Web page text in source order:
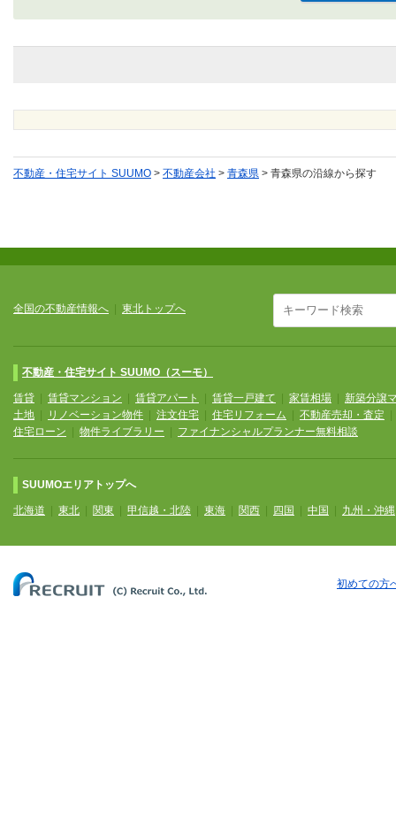
不動産・住宅サイト SUUMO > 不動産会社 > 青森県 > 青森県の沿線から探す
全国の不動産情報へ 東北トップへ
不動産・住宅サイト SUUMO（スーモ）
賃貸 賃貸マンション 賃貸アパート 賃貸一戸建て 家賃相場
新築分譲
土地
リノベーション物件 注文住宅 住宅リフォーム 不動産売却・査定
住宅ローン
物件ライブラリー ファイナンシャルプランナー無料相談
SUUMOエリアトップへ
北海道 東北 関東 甲信越・北陸 東海 関西 四国 中国 九州・沖縄
初めての方